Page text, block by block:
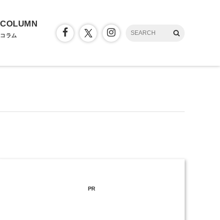
COLUMN
コラム
PR